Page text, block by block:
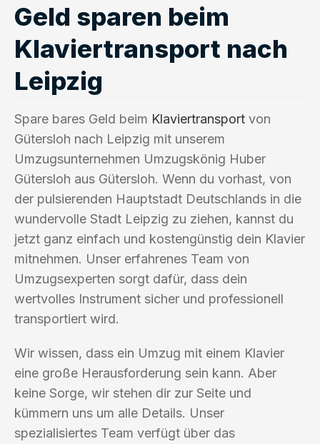
Geld sparen beim
Klaviertransport nach
Leipzig
Spare bares Geld beim Klaviertransport von
Gütersloh nach Leipzig mit unserem
Umzugsunternehmen Umzugskönig Huber
Gütersloh aus Gütersloh. Wenn du vorhast, von
der pulsierenden Hauptstadt Deutschlands in die
wundervolle Stadt Leipzig zu ziehen, kannst du
jetzt ganz einfach und kostengünstig dein Klavier
mitnehmen. Unser erfahrenes Team von
Umzugsexperten sorgt dafür, dass dein
wertvolles Instrument sicher und professionell
transportiert wird.
Wir wissen, dass ein Umzug mit einem Klavier
eine große Herausforderung sein kann. Aber
keine Sorge, wir stehen dir zur Seite und
kümmern uns um alle Details. Unser
spezialisiertes Team verfügt über das